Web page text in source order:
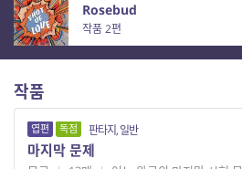
Rosebud
작품 2편
작품
엽편 독점 판타지, 일반
마지막 문제